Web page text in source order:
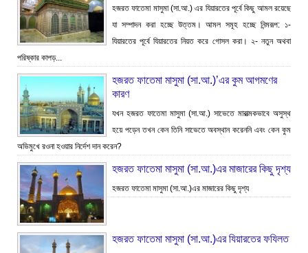
হজরত ফাতেমা মাসুমা (সা.আ.) এর যিয়ারতের পূর্বে কিছু আমল রয়েছে
যা সম্পাদন করা হচ্ছে উত্তম। আমল সমূহ হচ্ছে নিন্মরূপ: ১-
যিয়ারতের পূর্বে যিয়ারতের নিয়ত করে গোসল করা। ২- নতুন অথবা
পরিষ্কার কাপড়...
হজরত ফাতেমা মাসুমা (সা.আ.)’এর কুম আগমণের
কারণ
যখন হজরত ফাতেমা মাসুমা (সা.আ.) সাভেতে মারাত্মকভাবে অসুস্থ
হয়ে পড়েন তখন কেন তিনি সাভেতে অবস্থান করেননি এবং কেন কুম
অভিমুখে রওনা হওয়ার নির্দেশ দান করেন?
হজরত ফাতেমা মাসুমা (সা.আ.)এর মাজারের কিছু দৃশ্য
হজরত ফাতেমা মাসুমা (সা.আ.)এর মাজারের কিছু দৃশ্য
হজরত ফাতেমা মাসুমা (সা.আ.)এর যিয়ারতের ফযিলত